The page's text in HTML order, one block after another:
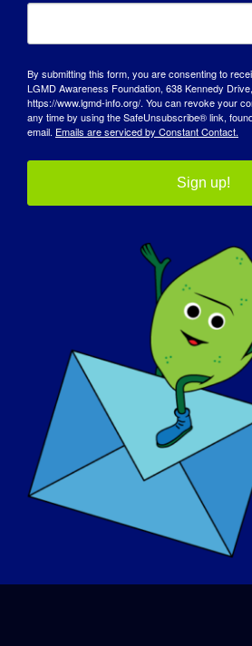
アウェアネス・
ナレッジ・ベー
スポットライト
会社概要
イベント
連絡先
ショップ
寄付する
By submitting this form, you are consenting to
LGMD Awareness Foundation, 638 Kennedy
https://www.lgmd-info.org/. You can revoke your
any time by using the SafeUnsubscribe® link,
email. Emails are serviced by Constant Contact.
Sign up!